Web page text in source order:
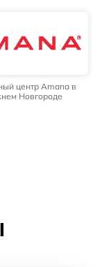
центр Amana в
Новгороде